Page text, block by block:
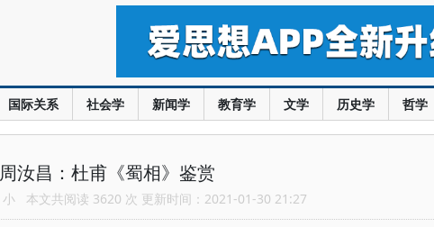
国际关系 社会学 新闻学 教育学 文学 历史学 哲学
周汝昌：杜甫《蜀相》鉴赏
小 本文共阅读 3620 次 更新时间：2021-01-30 21:27